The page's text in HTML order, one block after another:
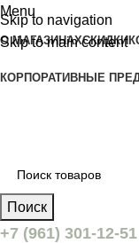
Skip to navigation
Skip to main content
Menu
О МАГАЗИНАХСКИДКИ
КОРПОРАТИВНЫЕ
Поиск
+7 (961) 301-12-51